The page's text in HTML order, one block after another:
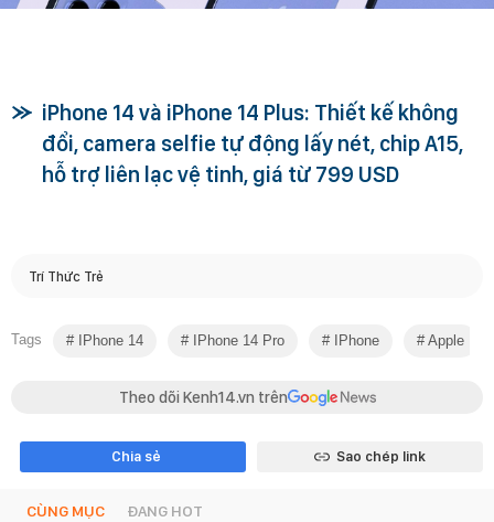
iPhone 14 và iPhone 14 Plus: Thiết kế không
đổi, camera selfie tự động lấy nét, chip A15,
hỗ trợ liên lạc vệ tinh, giá từ 799 USD
Trí Thức Trẻ
Tags IPhone 14 IPhone 14 Pro IPhone Apple
Theo dõi Kenh14.vn trên
Chia sẻ Sao chép link
CÙNG MỤC ĐANG HOT